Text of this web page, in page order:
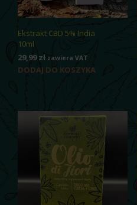
Ekstrakt CBD 5% India
10ml
29,99zł zawiera VAT
DODAJ DO KOSZYKA